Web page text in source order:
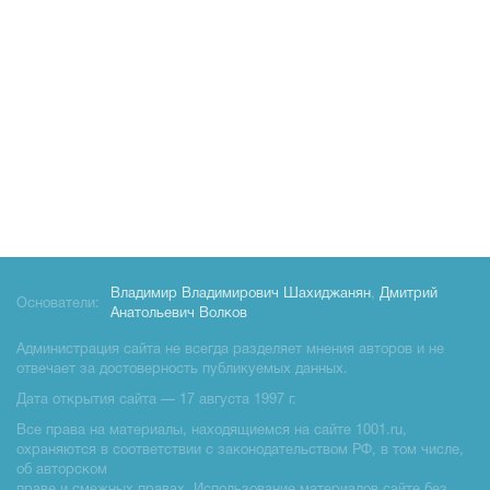
Основатели:
Владимир Владимирович Шахиджанян, Дмитрий
Анатольевич Волков
Администрация сайта не всегда разделяет мнения авторов и не
отвечает за достоверность публикуемых данных.
Дата открытия сайта — 17 августа 1997 г.
Все права на материалы, находящиемся на сайте 1001.ru,
охраняются в соответствии с законодательством РФ, в том числе,
об авторском